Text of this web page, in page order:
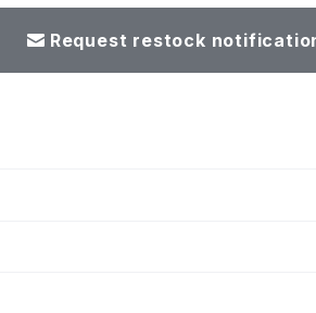
Request restock